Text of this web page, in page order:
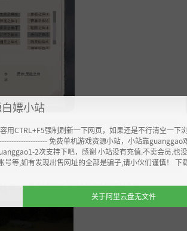
斗，多种模式考验你的极限操作。
嫖小站
用CTRL+F5强制刷新一下网页，如果还是不行清空一下
免费单机游戏资源小站，小站靠guanggao
2次支持下吧，感谢 小站没有充值.不卖会员.也
号等,如有发现出售网址的全部是骗子,请小伙们谨慎！ 下
关于阿里云盘无文件